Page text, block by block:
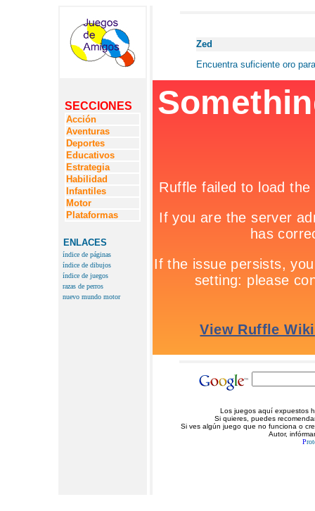
SECCIONES
Acción
Aventuras
Deportes
Educativos
Estrategia
Habilidad
Infantiles
Motor
Plataformas
ENLACES
índice de páginas
índice de dibujos
índice de juegos
razas de perros
nuevo mundo motor
Zed
Encuentra suficiente oro
Los juegos aquí expuestos
Si quieres, puedes
Si ves algún juego que no funciona o
Autor,
P